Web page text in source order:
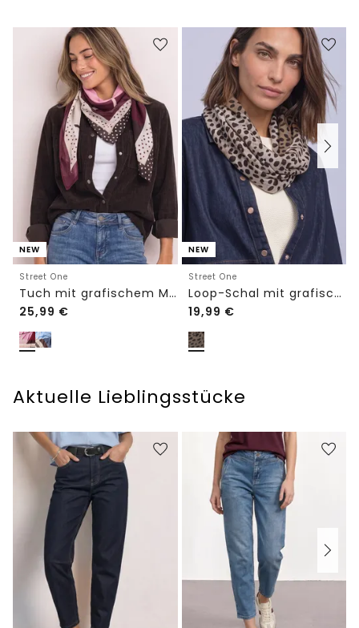
NEW
Street One
Tuch mit grafischem Muster
25,99 €
NEW
Street One
Loop-Schal mit grafischem Muster
19,99 €
Aktuelle Lieblingsstücke